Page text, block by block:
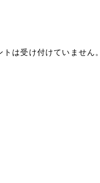
トは受け付けていません。